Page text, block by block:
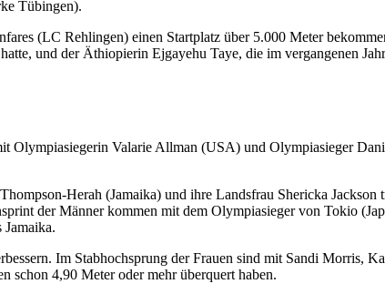
Tübingen).
(LC Rehlingen) einen Startplatz über 5.000 Meter
und der Äthiopierin Ejgayehu Taye, die im vergangenen
Olympiasiegerin Valarie Allman (USA) und Olympiasieger
Herah (Jamaika) und ihre Landsfrau Shericka
der Männer kommen mit dem Olympiasieger von Tokio
Im Stabhochsprung der Frauen sind mit Sandi Morris,
4,90 Meter oder mehr überquert haben.